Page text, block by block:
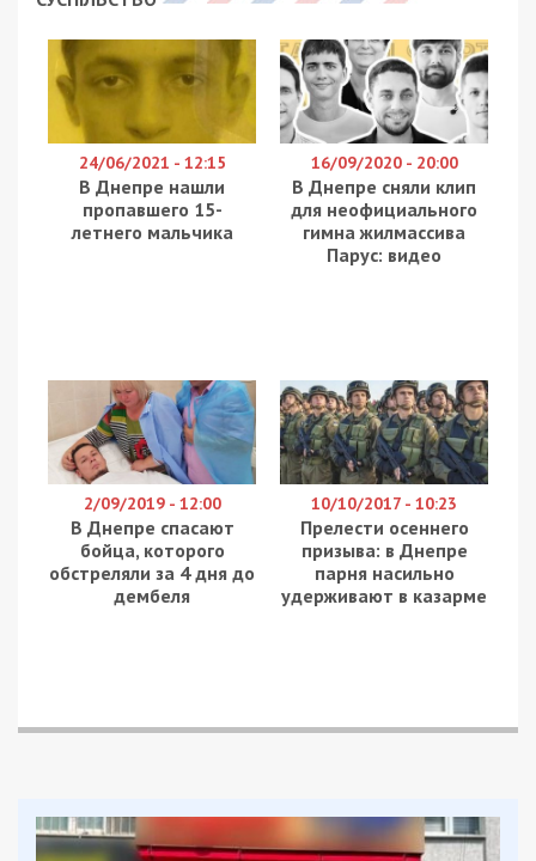
24/06/2021 - 12:15
В Днепре нашли
пропавшего 15-
летнего мальчика
16/09/2020 - 20:00
В Днепре сняли клип
для неофициального
гимна жилмассива
Парус: видео
2/09/2019 - 12:00
В Днепре спасают
бойца, которого
обстреляли за 4 дня до
дембеля
10/10/2017 - 10:23
Прелести осеннего
призыва: в Днепре
парня насильно
удерживают в казарме